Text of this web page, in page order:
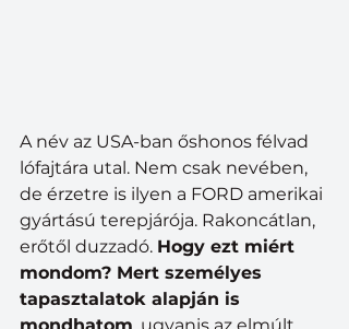
A név az USA-ban őshonos félvad
lófajtára utal. Nem csak nevében,
de érzetre is ilyen a FORD amerikai
gyártású terepjárója. Rakoncátlan,
erőtől duzzadó. Hogy ezt miért
mondom? Mert személyes
tapasztalatok alapján is